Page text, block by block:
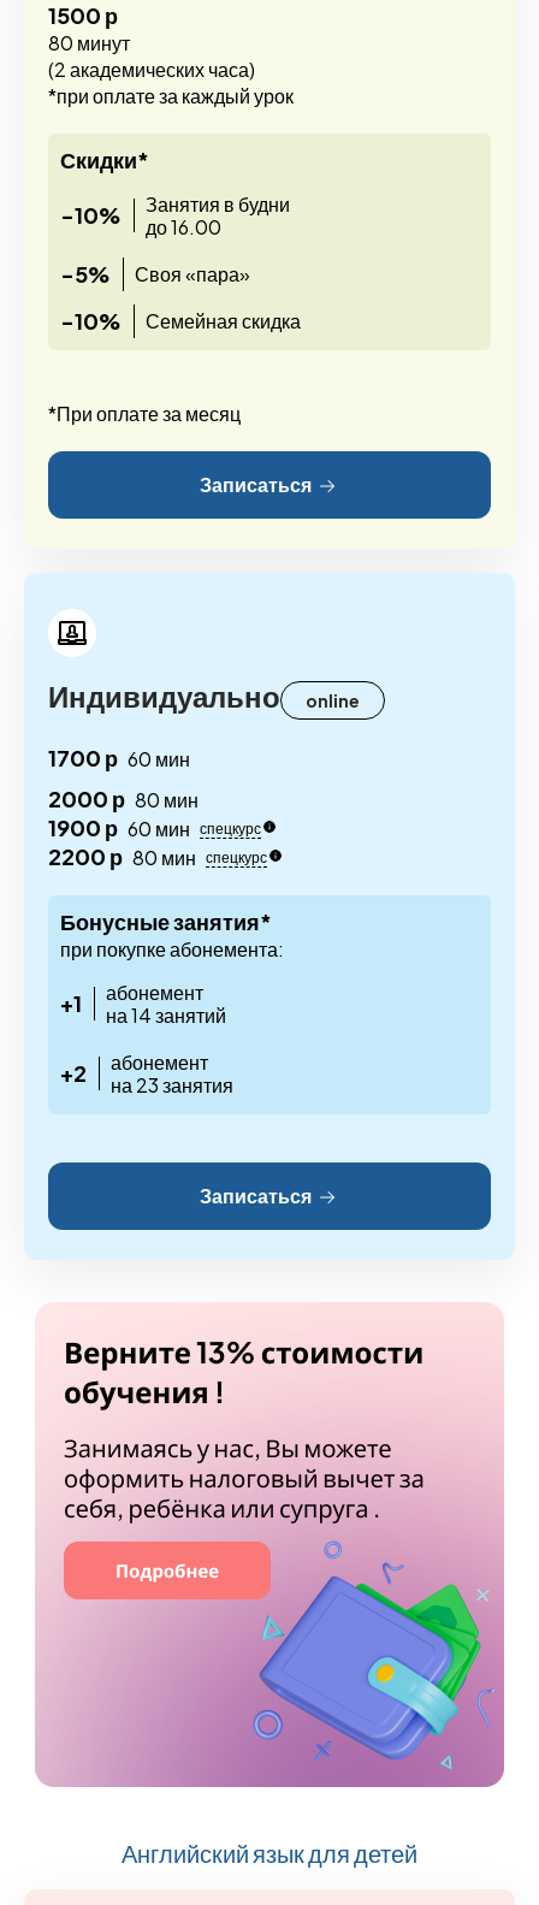
1500 р
80 минут
(2 академических часа)
*при оплате за каждый урок
Скидки*
-10%
Занятия в будни
до 16.00
-5% Своя «пара»
-10% Семейная скидка
*При оплате за месяц
Записаться
Индивидуально online
1700 р 60 мин
2000 р 80 мин
1900 р 60 мин спецкурс
2200 р 80 мин спецкурс
Бонусные занятия*
при покупке абонемента:
+1
абонемент
на 14 занятий
+2
абонемент
на 23 занятия
Записаться
Английский язык для детей